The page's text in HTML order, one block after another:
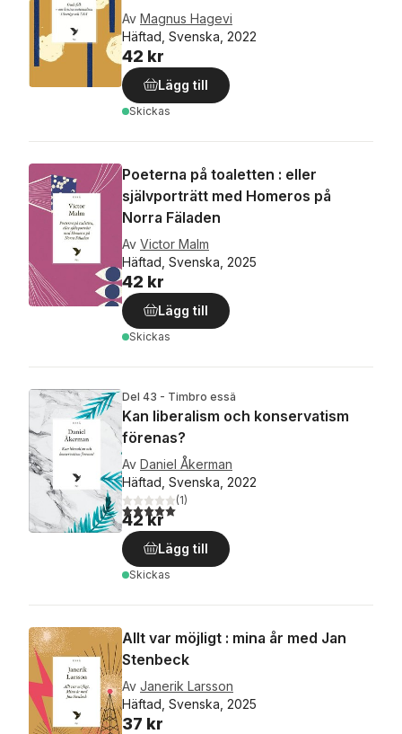
Av Magnus Hagevi
Häftad, Svenska, 2022
42 kr
Lägg till
Skickas
Poeterna på toaletten : eller
självporträtt med Homeros på
Norra Fäladen
Av Victor Malm
Häftad, Svenska, 2025
42 kr
Lägg till
Skickas
Del 43 - Timbro essä
Kan liberalism och konservatism
förenas?
Av Daniel Åkerman
Häftad, Svenska, 2022
5,0utav 5 stjärnor. Totalt antal röster:
(1)
42 kr
Lägg till
Skickas
Allt var möjligt : mina år med Jan
Stenbeck
Av Janerik Larsson
Häftad, Svenska, 2025
37 kr